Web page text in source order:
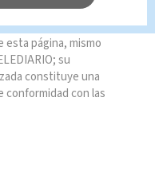
total o
esta página, mismo
su
constituye una
conformidad con las